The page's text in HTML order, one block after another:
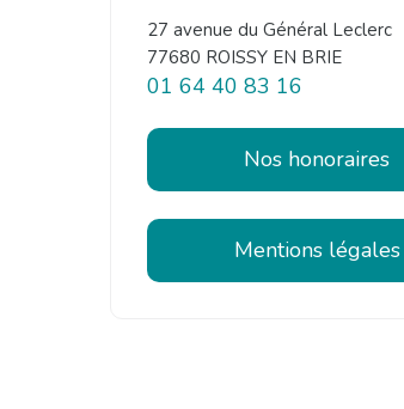
27 avenue du Général Leclerc
77680 ROISSY EN BRIE
01 64 40 83 16
Nos honoraires
Mentions légales